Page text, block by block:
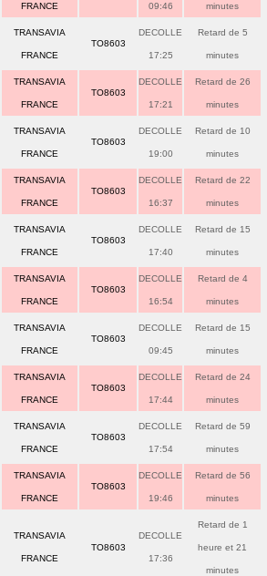
FRANCE 09:46 minutes
TRANSAVIA
FRANCE
TO8603
DECOLLE
17:25
Retard de 5
minutes
TRANSAVIA
FRANCE
TO8603
DECOLLE
17:21
Retard de 26
minutes
TRANSAVIA
FRANCE
TO8603
DECOLLE
19:00
Retard de 10
minutes
TRANSAVIA
FRANCE
TO8603
DECOLLE
16:37
Retard de 22
minutes
TRANSAVIA
FRANCE
TO8603
DECOLLE
17:40
Retard de 15
minutes
TRANSAVIA
FRANCE
TO8603
DECOLLE
16:54
Retard de 4
minutes
TRANSAVIA
FRANCE
TO8603
DECOLLE
09:45
Retard de 15
minutes
TRANSAVIA
FRANCE
TO8603
DECOLLE
17:44
Retard de 24
minutes
TRANSAVIA
FRANCE
TO8603
DECOLLE
17:54
Retard de 59
minutes
TRANSAVIA
FRANCE
TO8603
DECOLLE
19:46
Retard de 56
minutes
TRANSAVIA
FRANCE
TO8603
DECOLLE
17:36
Retard de 1
heure et 21
minutes